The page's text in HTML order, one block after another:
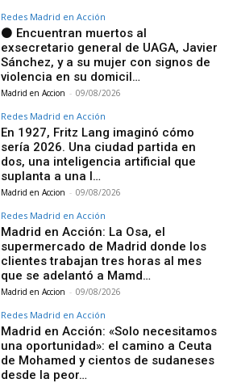
Redes Madrid en Acción
⚫ Encuentran muertos al
exsecretario general de UAGA, Javier
Sánchez, y a su mujer con signos de
violencia en su domicil…
Madrid en Accion - 09/08/2026
Redes Madrid en Acción
En 1927, Fritz Lang imaginó cómo
sería 2026. Una ciudad partida en
dos, una inteligencia artificial que
suplanta a una l…
Madrid en Accion - 09/08/2026
Redes Madrid en Acción
Madrid en Acción: La Osa, el
supermercado de Madrid donde los
clientes trabajan tres horas al mes
que se adelantó a Mamd…
Madrid en Accion - 09/08/2026
Redes Madrid en Acción
Madrid en Acción: «Solo necesitamos
una oportunidad»: el camino a Ceuta
de Mohamed y cientos de sudaneses
desde la peor…